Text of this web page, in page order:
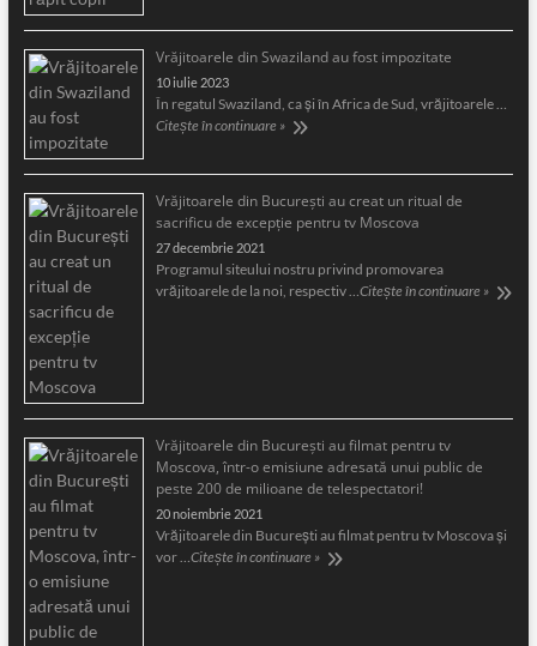
Vrăjitoarele din Swaziland au fost impozitate
10 iulie 2023
În regatul Swaziland, ca și în Africa de Sud, vrăjitoarele …
Citește în continuare »
Vrăjitoarele din București au creat un ritual de
sacrificu de excepție pentru tv Moscova
27 decembrie 2021
Programul siteului nostru privind promovarea
vrăjitoarele de la noi, respectiv …Citește în continuare »
Vrăjitoarele din București au filmat pentru tv
Moscova, într-o emisiune adresată unui public de
peste 200 de milioane de telespectatori!
20 noiembrie 2021
Vrăjitoarele din București au filmat pentru tv Moscova și
vor …Citește în continuare »